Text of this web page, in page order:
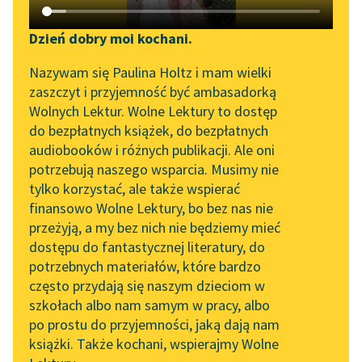
Katalog DAISY
Podkasty o książkach
Zgłoś brak utworu
Aktualności
Zapraszamy na spotkanie
online z tłumaczkami
literatury skandynawskiej
Spotkanie z Katarzyną
Tunkiel w Oslo
Wolne Lektury na 32.
Pol’and’Rock Festivalu
„Kochanek Lady
Chatterley” do słuchania
na Wolnych Lekturach
Nowy audiobook –
Narzędzia
Mapa Wolnych Lektur
Leśmianator
Przewodnik dla piszących i
czytających
API
OAI-PMH
Widget Wolnych Lektur
Przypisy
Dzień dobry moi kochani.
Nazywam się Paulina Holtz i mam wielki
zaszczyt i przyjemność być ambasadorką
Wolnych Lektur. Wolne Lektury to dostęp
do bezpłatnych książek, do bezpłatnych
audiobooków i różnych publikacji. Ale oni
potrzebują naszego wsparcia. Musimy nie
tylko korzystać, ale także wspierać
finansowo Wolne Lektury, bo bez nas nie
przeżyją, a my bez nich nie będziemy mieć
dostępu do fantastycznej literatury, do
potrzebnych materiałów, które bardzo
często przydają się naszym dzieciom w
szkołach albo nam samym w pracy, albo
po prostu do przyjemności, jaką dają nam
książki. Także kochani, wspierajmy Wolne
Epoka: Romantyzm
Rodzaj:
Liryka
Wiersz
pobierz książkę
czytaj online